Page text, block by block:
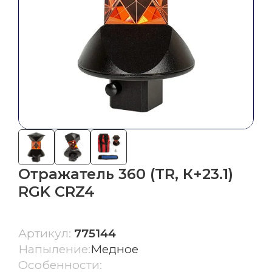
Система автоматического управления
бульдозером
СКАНИРОВАНИЕ,
ГИДРОГРАФИЯ, БПЛА
Сканеры
БПЛА
Эхолоты
Ещё
ГЕОДЕЗИЧЕСКИЕ АКСЕССУАРЫ
Отражатель 360 (TR, К+23.1)
RGK CRZ4
Артикул: 775144
Напыление:Медное
Особенности: